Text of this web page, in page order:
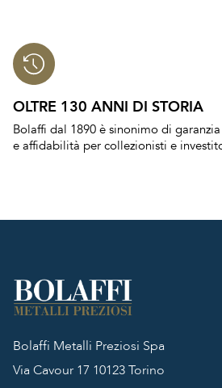
OLTRE 130 ANNI DI STORIA
Bolaffi dal 1890 è sinonimo di garanzia
e affidabilità per collezionisti e
Bolaffi Metalli Preziosi Spa
Via Cavour 17 10123 Torino